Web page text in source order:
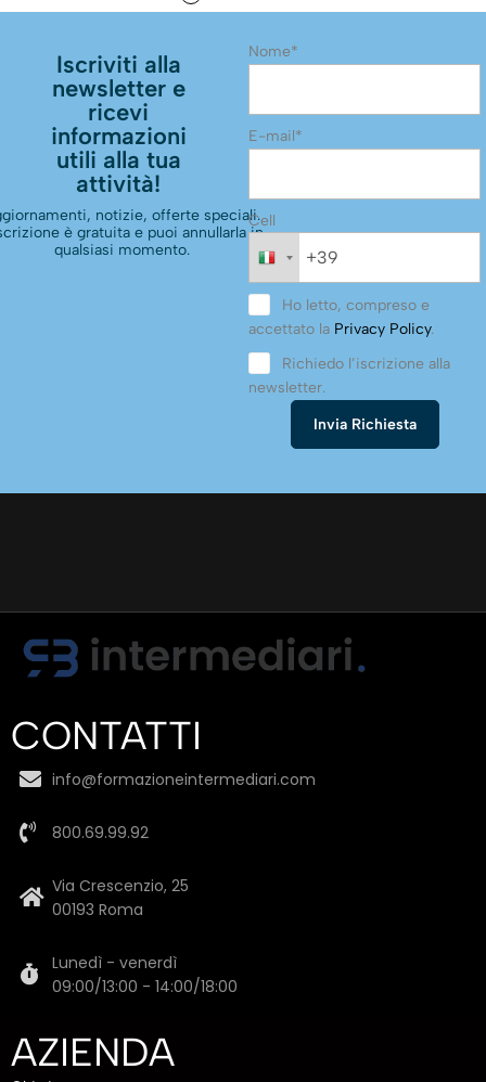
Iscriviti alla
newsletter e
ricevi
informazioni
utili alla tua
attività!
notizie, offerte speciali.
è gratuita e puoi annullarla in
qualsiasi momento.
Nome*
E-mail*
Cell
Ho letto, compreso e
accettato la Privacy Policy.
Richiedo l’iscrizione alla
newsletter.
CONTATTI
info@formazioneintermediari.com
800.69.99.92
Via Crescenzio, 25
00193 Roma
Lunedì - venerdì
09:00/13:00 - 14:00/18:00
AZIENDA